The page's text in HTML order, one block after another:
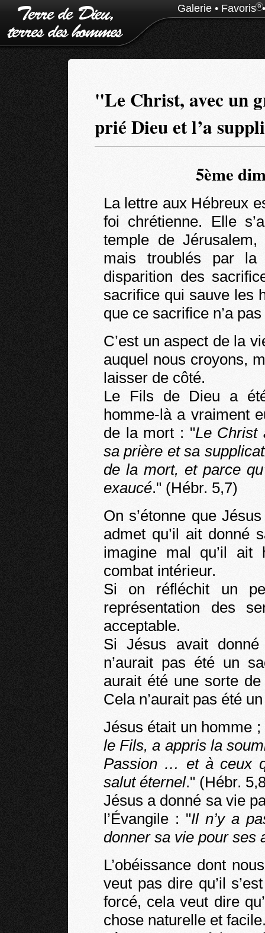
Galerie • Favoris0
"Le Christ, avec un
prié Dieu et l’a
5ème
La lettre aux Hébreux
foi chrétienne. Elle
temple de Jérusalem,
mais troublés par
disparition des
sacrifice qui sauve les
que ce sacrifice n’a
C’est un aspect de la
auquel nous croyons,
laisser de côté.
Le Fils de Dieu a
homme-là a vraiment
de la mort : "Le Christ
sa prière et sa
de la mort, et parce
exaucé." (Hébr. 5,7)
On s’étonne que
admet qu’il ait donné
imagine mal qu’il
combat intérieur.
Si on réfléchit un
représentation des
acceptable.
Si Jésus avait
n’aurait pas été un
aurait été une sorte
Cela n’aurait pas été
Jésus était un homme
le Fils, a appris la
Passion … et à ceux
salut éternel." (Hébr.
Jésus a donné sa vie
l’Évangile : "Il n’y a
donner sa vie pour ses
L’obéissance dont
veut pas dire qu’il
forcé, cela veut dire
chose naturelle et